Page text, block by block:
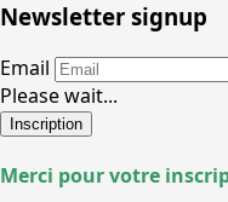
Newsletter signup
Email
Please wait...
Inscription
Merci pour votre